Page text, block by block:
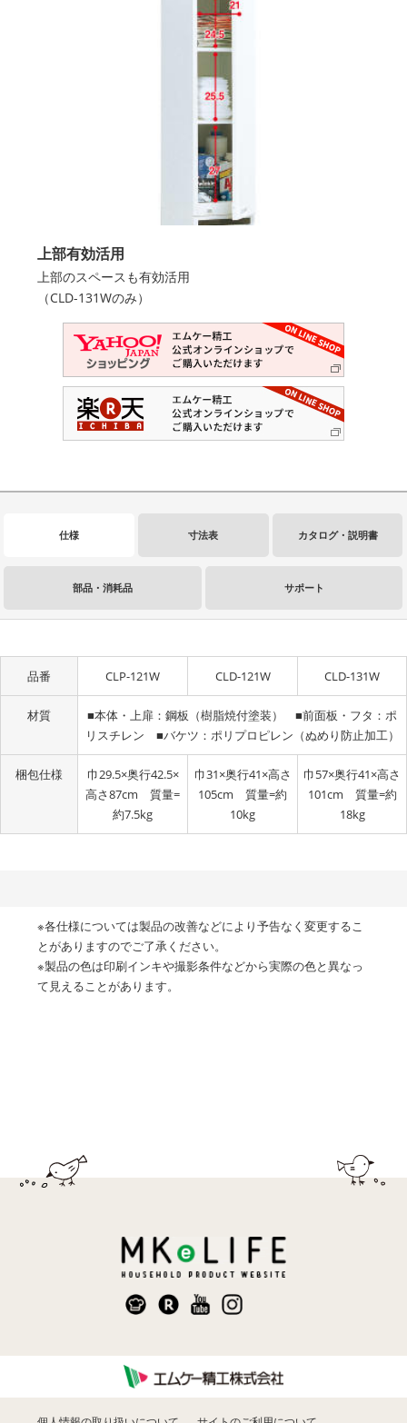
上部有効活用
上部のスペースも有効活用
（CLD-131Wのみ）
仕様 寸法表 カタログ・説明書
部品・消耗品 サポート
品番 CLP-121W CLD-121W CLD-131W
材質
■本体・上扉：鋼板（樹脂焼付塗装） ■前面板・フタ：ポ
リスチレン ■バケツ：ポリプロピレン（ぬめり防止加工）
梱包仕様
巾29.5×奥行42.5×
高さ87cm 質量=
約7.5kg
巾31×奥行41×高さ
105cm 質量=約
10kg
巾57×奥行41×高さ
101cm 質量=約
18kg
※各仕様については製品の改善などにより予告なく変更するこ
とがありますのでご了承ください。
※製品の色は印刷インキや撮影条件などから実際の色と異なっ
て見えることがあります。